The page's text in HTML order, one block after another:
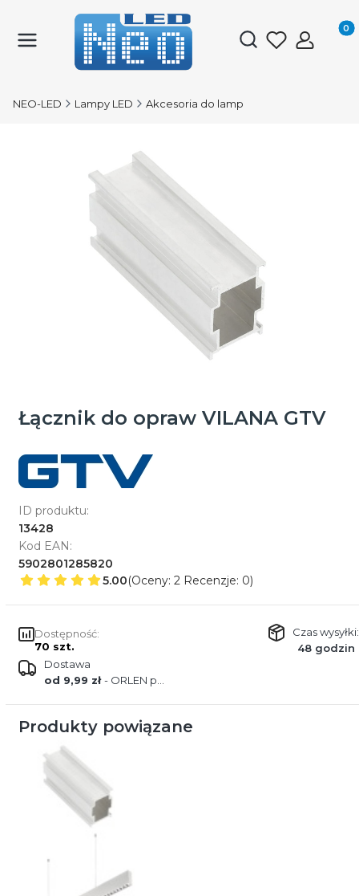
Otwórz
NEO-LED Lampy LED Akcesoria do lamp
Łącznik do opraw VILANA GTV
ID produktu:
13428
Kod EAN:
5902801285820
5.00(Oceny: 2 Recenzje: 0)
Dostępność:
70 szt.
Czas wysyłki:
48 godzin
Dostawa
od 9,99 zł- ORLEN paczka
Produkty powiązane